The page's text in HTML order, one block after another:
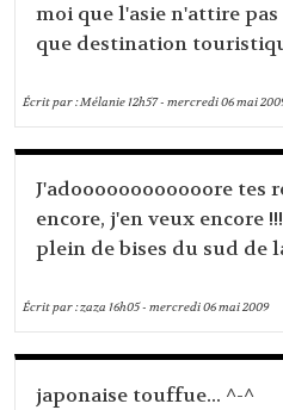
moi que l'asie n'attire
que destination
Écrit par :Mélanie12h57-mercredi 06mai
J'adoooooooooooore tes
encore, j'en veux encore !!!
plein de bises du sud de
Écrit par :zaza 16h05-mercredi 06mai 2009
japonaise touffue... ^-^